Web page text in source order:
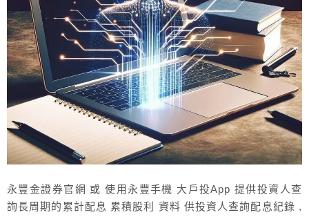
永豐金證券官網 或 使用永豐手機 大戶投App 提供投資人查
詢長周期的累計配息 累積股利 資料 供投資人查詢配息紀錄 ,